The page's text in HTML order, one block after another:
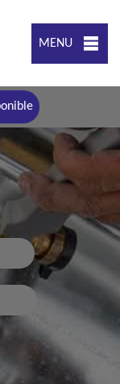
MENU